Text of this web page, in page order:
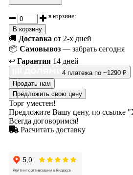
в корзине:
В корзину
🚚 Доставка от 2-х дней
📦 Самовывоз — забрать сегодня
↩️ Гарантия 14 дней
4 платежа по ~1290 ₽
Продать нам
Предложить свою цену
Торг уместен!
Предложите Вашу цену, по ссылке
Всегда договоримся!
Расчитать доставку